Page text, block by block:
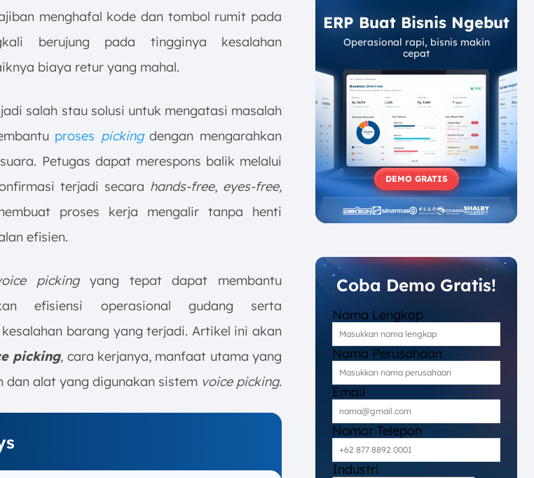
menghafal kode dan tombol rumit pada
berujung pada tingginya kesalahan
biaya retur yang mahal.
salah stau solusi untuk mengatasi masalah
proses pickingdengan mengarahkan
Petugas dapat merespons balik melalui
terjadi secara hands-free, eyes-free,
proses kerja mengalir tanpa henti
efisien.
picking yang tepat dapat membantu
efisiensi operasional gudang serta
barang yang terjadi. Artikel ini akan
picking, cara kerjanya, manfaat utama yang
dan alat yang digunakan sistem voice picking.
ERP Buat Bisnis Ngebut
Operasional rapi, bisnis makin
cepat
DEMO GRATIS
Coba Demo Gratis!
Nama Lengkap
Nama Perusahaan
Email
Nomor Telepon
Industri